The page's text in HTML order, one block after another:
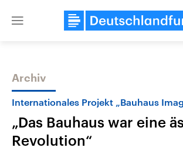
Close
Themen
Archiv
Internationales Projekt „Bauhaus
„Das Bauhaus war eine
Revolution“